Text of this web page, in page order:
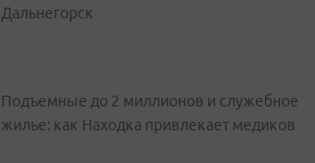
Дальнегорск
Подъемные до 2 миллионов и служебное
жилье: как Находка привлекает медиков